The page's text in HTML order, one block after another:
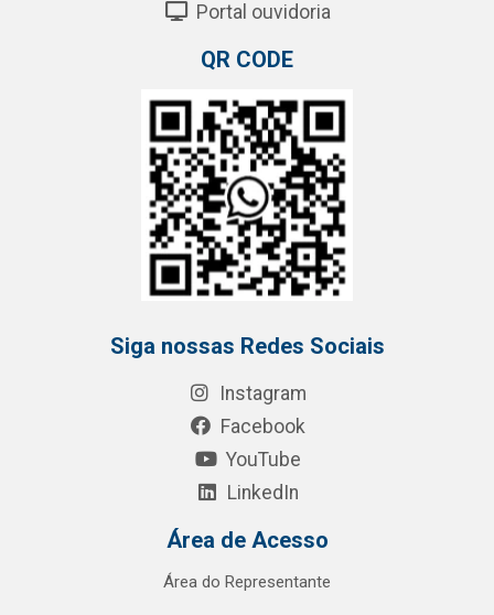
Portal ouvidoria
QR CODE
Siga nossas Redes Sociais
Instagram
Facebook
YouTube
LinkedIn
Área de Acesso
Área do Representante